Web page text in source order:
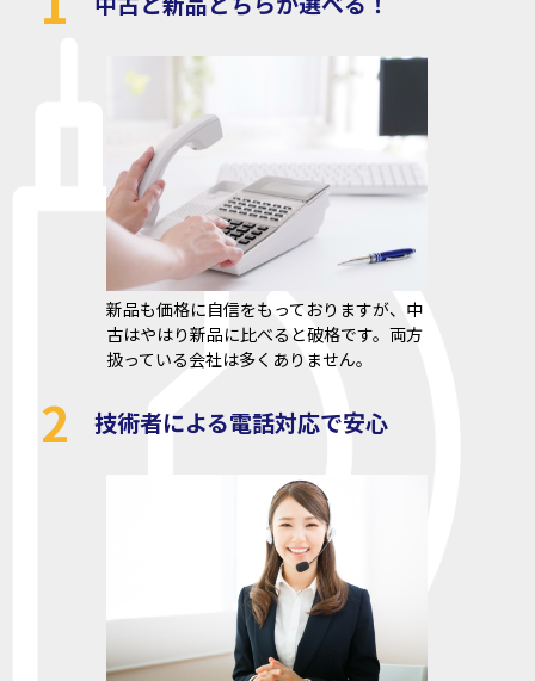
新品も価格に自信をもっておりますが、中
古はやはり新品に比べると破格です。両方
扱っている会社は多くありません。
2 技術者による電話対応で安心